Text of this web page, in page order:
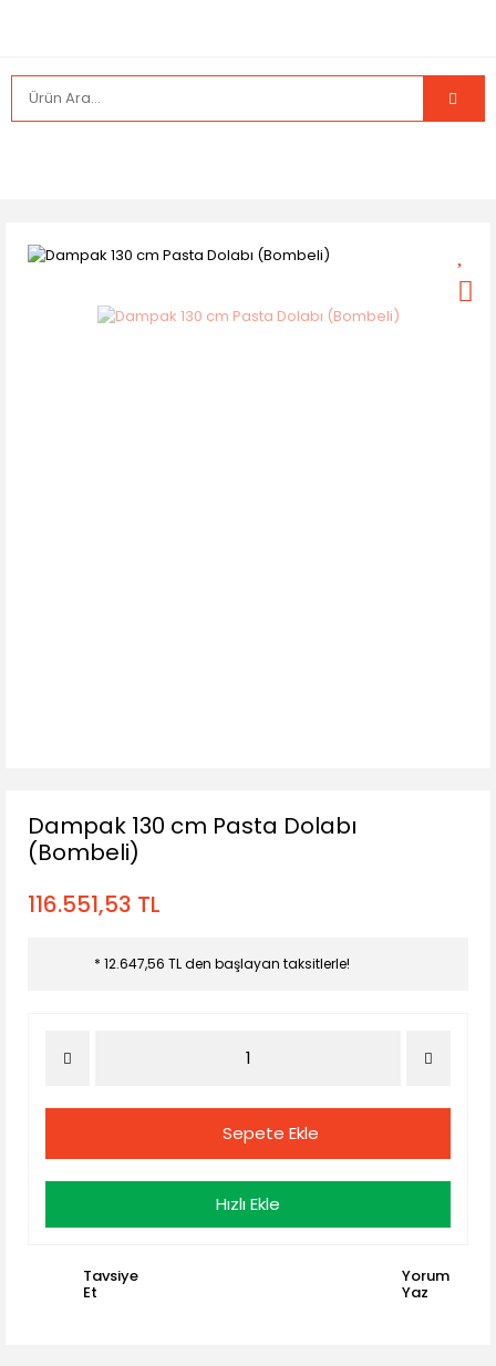
Dampak 130 cm Pasta Dolabı
(Bombeli)
116.551,53 TL
* 12.647,56 TL den başlayan taksitlerle!
Sepete Ekle
Hızlı Ekle
Tavsiye
Et
Yorum
Yaz